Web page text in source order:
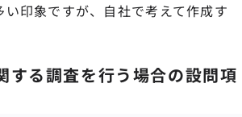
印象ですが、自社で考えて作成す
する調査を行う場合の設問項